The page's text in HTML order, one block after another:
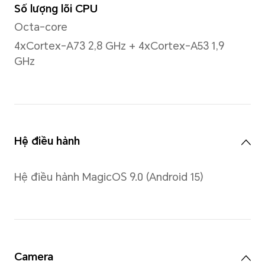
PPI
255 PPI
Tỷ lệ tương phản
Loại